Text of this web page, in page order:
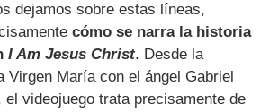
dejamos sobre estas líneas,
cómo se narra la historia
I Am Jesus Christ. Desde la
Virgen María con el ángel Gabriel
el videojuego trata precisamente de